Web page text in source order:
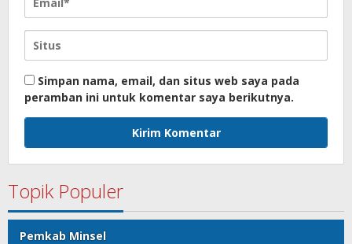
Simpan nama, email, dan situs web saya pada
peramban ini untuk komentar saya berikutnya.
Topik Populer
Pemkab Minsel